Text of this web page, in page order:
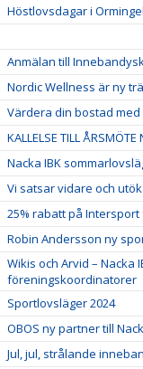
Höstlovsdagar i
Anmälan till
Nordic Wellness är ny
Värdera din bostad
KALLELSE TILL
Nacka IBK
Vi satsar vidare och
25% rabatt på
Robin Andersson ny
Wikis och Arvid – Nacka
föreningskoordinatorer
Sportlovsläger 2024
OBOS ny partner till
Jul, jul, strålande